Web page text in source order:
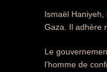
Ismaël
Gaza. Il adhère
Le
l'homme de